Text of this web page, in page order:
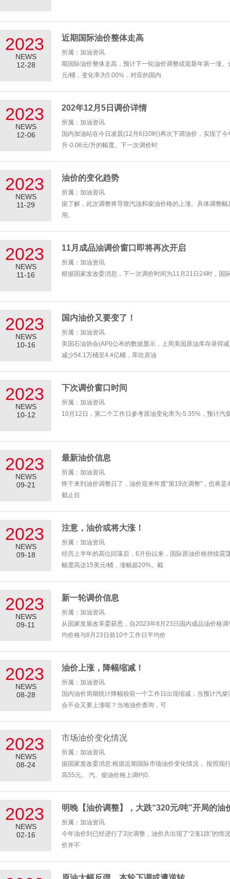
2023
NEWS
12-28
近期国际油价整体走高
所属：加油资讯
期国际油价整体走高，预计下一轮油价调整或迎新年第一涨
元/桶，变化率为5.00%，对应的国内
2023
NEWS
12-06
202年12月5日调价详情
所属：加油资讯
国内加油站在今日凌晨(12月6日0时)再次下调油价，实现了
升-0.06元/升的幅度。下一次调价时
2023
NEWS
11-29
油价的变化趋势
所属：加油资讯
据了解，此次调整将导致汽油和柴油价格的上涨。具体调整
用。
2023
NEWS
11-16
11月成品油调价窗口即将再次开启
所属：加油资讯
根据国家发改委消息，下一次调价时间为11月21日24时，国
2023
NEWS
10-16
国内油价又要变了！
所属：加油资讯
美国石油协会(API)公布的数据显示，上周美国原油库存录得
减少54.1万桶至4.4亿桶，库欣原油
2023
NEWS
10-12
下次调价窗口时间
所属：加油资讯
10月12日，第二个工作日参考原油变化率为-5.35%，预计
2023
NEWS
09-21
最新油价信息
所属：加油资讯
终于来到油价调整日了，油价迎来年度“第19次调整”，也将
截止目
2023
NEWS
09-18
注意，油价或将大涨！
所属：加油资讯
经历上半年的高位回落后，6月份以来，国际原油价格持续
幅度高达15美元/桶，涨幅超20%。截
2023
NEWS
09-11
新一轮调价信息
所属：加油资讯
从国家发展改革委获悉，自2023年8月23日国内成品油价格
均价格与8月23日前10个工作日平均价
2023
NEWS
08-28
油价上涨，降幅缩减！
所属：加油资讯
国内油价周期统计降幅较前一个工作日出现缩减，当预计汽
会不会又要上涨呢？当地油价查询，可
2023
NEWS
08-24
市场油价变化情况
所属：加油资讯
据国家发改委消息:根据近期国际市场油价变化情况， 按照
高55元。 汽、柴油价格上调约0.
2023
NEWS
02-16
明晚【油价调整】，大跌“320元/吨”开局的油
所属：加油资讯
今年油价到已经进行了3次调整，油价共出现了“2涨1跌”的
价并不